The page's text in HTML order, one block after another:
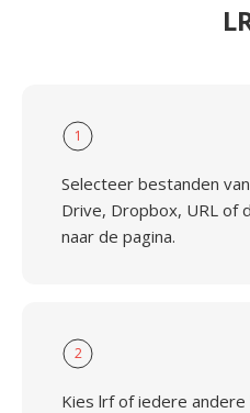
1
Selecteer bestanden
Drive, Dropbox, URL of
naar de pagina.
2
Kies lrf of iedere